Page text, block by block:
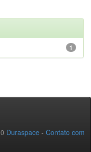
1
Duraspace - Contato com